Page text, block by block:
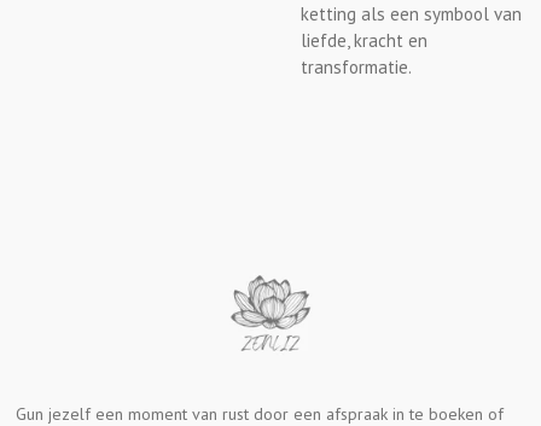
ketting als een symbool van
liefde, kracht en
transformatie.
Gun jezelf een moment van rust door een afspraak in te boeken of